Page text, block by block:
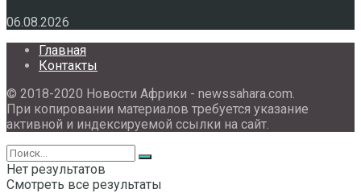
06.08.2026
Главная
Контакты
© 2018-2020 Новости Африки - newssahara.com.
При копировании материалов требуется указание
активной и индексируемой ссылки на сайт.
Нет результатов
Смотреть все результаты